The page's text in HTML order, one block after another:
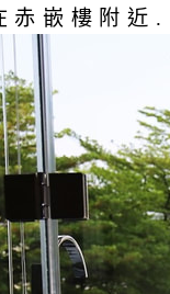
赤嵌樓附